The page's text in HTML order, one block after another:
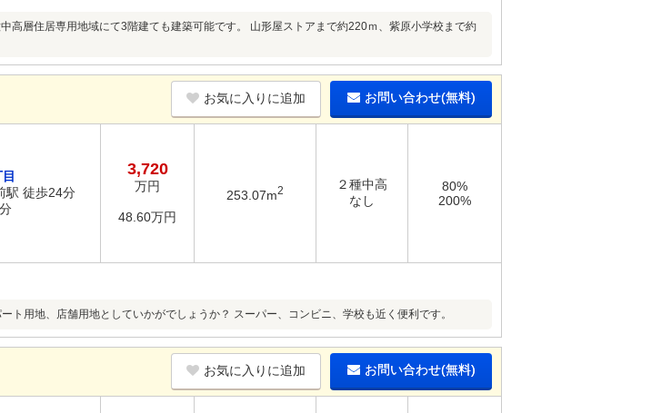
高層住居専用地域にて3階建ても建築可能です。 山形屋ストアまで約220ｍ、紫原小学校まで約
お気に入りに追加 お問い合わせ(無料)
駅 徒歩24分
3,720
万円
48.60万円
253.07m2
２種中高
なし
80%
200%
ト用地、店舗用地としていかがでしょうか？ スーパー、コンビニ、学校も近く便利です。
お気に入りに追加 お問い合わせ(無料)